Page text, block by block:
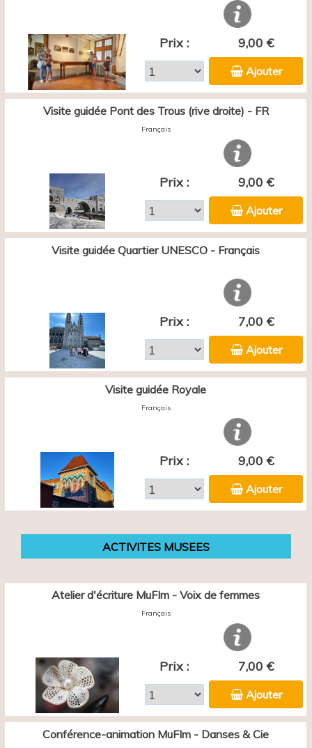
Prix : 9,00 €
Ajouter
Visite guidée Pont des Trous (rive droite) - FR
Français
Prix : 9,00 €
Ajouter
Visite guidée Quartier UNESCO - Français
Prix : 7,00 €
Ajouter
Visite guidée Royale
Français
Prix : 9,00 €
Ajouter
ACTIVITES MUSEES
Atelier d'écriture MuFIm - Voix de femmes
Français
Prix : 7,00 €
Ajouter
Conférence-animation MuFIm - Danses & Cie